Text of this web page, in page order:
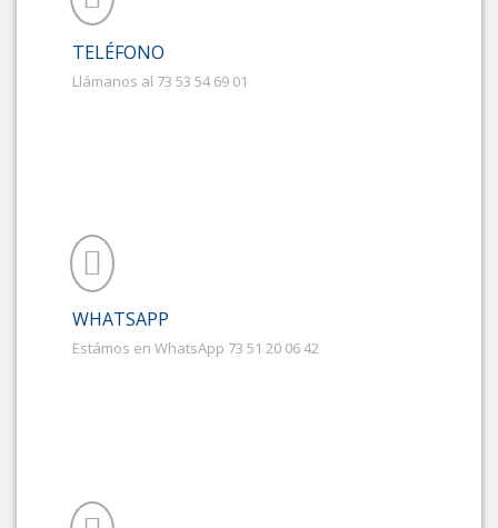
TELÉFONO
Llámanos al 73 53 54 69 01
WHATSAPP
Estámos en WhatsApp 73 51 20 06 42